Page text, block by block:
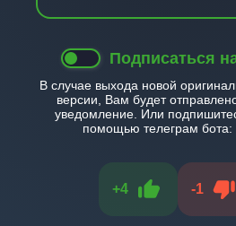
Подписаться
В случае выхода новой
версии, Вам будет
уведомление. Или
помощью телеграм бота:
+4 -1